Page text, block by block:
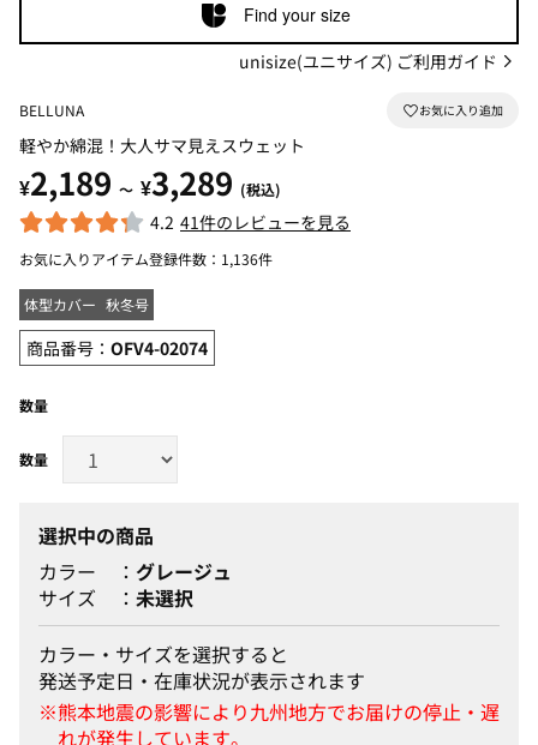
Find your size
unisize(ユニサイズ) ご利用ガイド
BELLUNA
軽やか綿混！大人サマ見えスウェット
¥2,189 ～ ¥3,289 (税込)
4.2 41件のレビューを見る
お気に入りアイテム登録件数： 1,136件
体型カバー 秋冬号
商品番号： OFV4-02074
数量
選択中の商品
カラー
グレージュ
サイズ
未選択
カラー・サイズを選択すると
発送予定日・在庫状況が表示されます